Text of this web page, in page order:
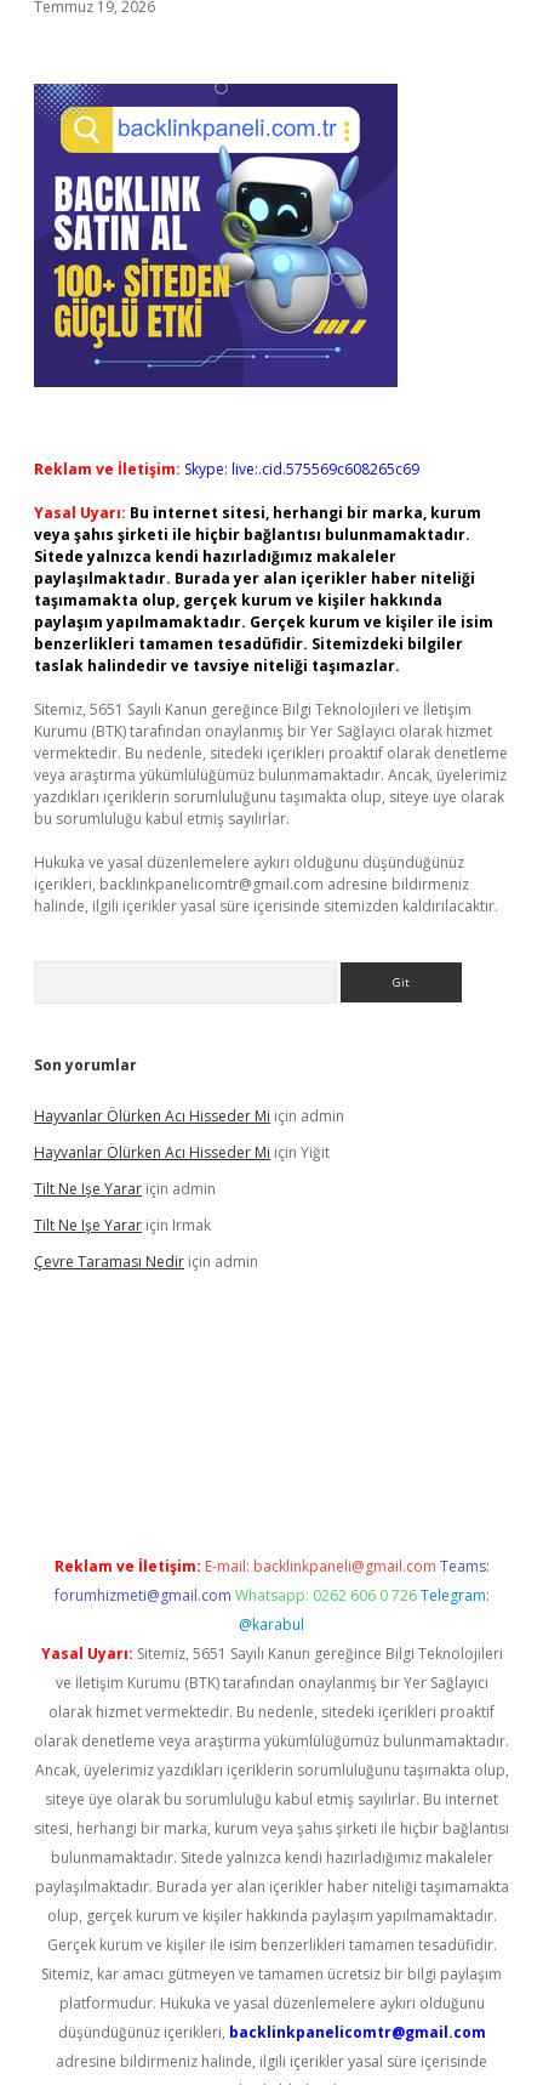
Temmuz 19, 2026
Reklam ve İletişim: Skype: live:.cid.575569c608265c69
Yasal Uyarı: Bu internet sitesi, herhangi bir marka, kurum
veya şahıs şirketi ile hiçbir bağlantısı bulunmamaktadır.
Sitede yalnızca kendi hazırladığımız makaleler
paylaşılmaktadır. Burada yer alan içerikler haber niteliği
taşımamakta olup, gerçek kurum ve kişiler hakkında
paylaşım yapılmamaktadır. Gerçek kurum ve kişiler ile isim
benzerlikleri tamamen tesadüfidir. Sitemizdeki bilgiler
taslak halindedir ve tavsiye niteliği taşımazlar.
Sitemiz, 5651 Sayılı Kanun gereğince Bilgi Teknolojileri ve İletişim
Kurumu (BTK) tarafından onaylanmış bir Yer Sağlayıcı olarak hizmet
vermektedir. Bu nedenle, sitedeki içerikleri proaktif olarak denetleme
veya araştırma yükümlülüğümüz bulunmamaktadır. Ancak, üyelerimiz
yazdıkları içeriklerin sorumluluğunu taşımakta olup, siteye üye olarak
bu sorumluluğu kabul etmiş sayılırlar.
Hukuka ve yasal düzenlemelere aykırı olduğunu düşündüğünüz
içerikleri, backlinkpanelicomtr@gmail.com adresine bildirmeniz
halinde, ilgili içerikler yasal süre içerisinde sitemizden kaldırılacaktır.
Son yorumlar
Hayvanlar Ölürken Acı Hisseder Mi için admin
Hayvanlar Ölürken Acı Hisseder Mi için Yiğit
Tilt Ne Işe Yarar için admin
Tilt Ne Işe Yarar için Irmak
Çevre Taraması Nedir için admin
Reklam ve İletişim: E-mail: backlinkpaneli@gmail.com Teams:
forumhizmeti@gmail.com Whatsapp: 0262 606 0 726 Telegram:
@karabul
Yasal Uyarı: Sitemiz, 5651 Sayılı Kanun gereğince Bilgi Teknolojileri
ve İletişim Kurumu (BTK) tarafından onaylanmış bir Yer Sağlayıcı
olarak hizmet vermektedir. Bu nedenle, sitedeki içerikleri proaktif
olarak denetleme veya araştırma yükümlülüğümüz bulunmamaktadır.
Ancak, üyelerimiz yazdıkları içeriklerin sorumluluğunu taşımakta olup,
siteye üye olarak bu sorumluluğu kabul etmiş sayılırlar. Bu internet
sitesi, herhangi bir marka, kurum veya şahıs şirketi ile hiçbir bağlantısı
bulunmamaktadır. Sitede yalnızca kendi hazırladığımız makaleler
paylaşılmaktadır. Burada yer alan içerikler haber niteliği taşımamakta
olup, gerçek kurum ve kişiler hakkında paylaşım yapılmamaktadır.
Gerçek kurum ve kişiler ile isim benzerlikleri tamamen tesadüfidir.
Sitemiz, kar amacı gütmeyen ve tamamen ücretsiz bir bilgi paylaşım
platformudur. Hukuka ve yasal düzenlemelere aykırı olduğunu
düşündüğünüz içerikleri, backlinkpanelicomtr@gmail.com
adresine bildirmeniz halinde, ilgili içerikler yasal süre içerisinde